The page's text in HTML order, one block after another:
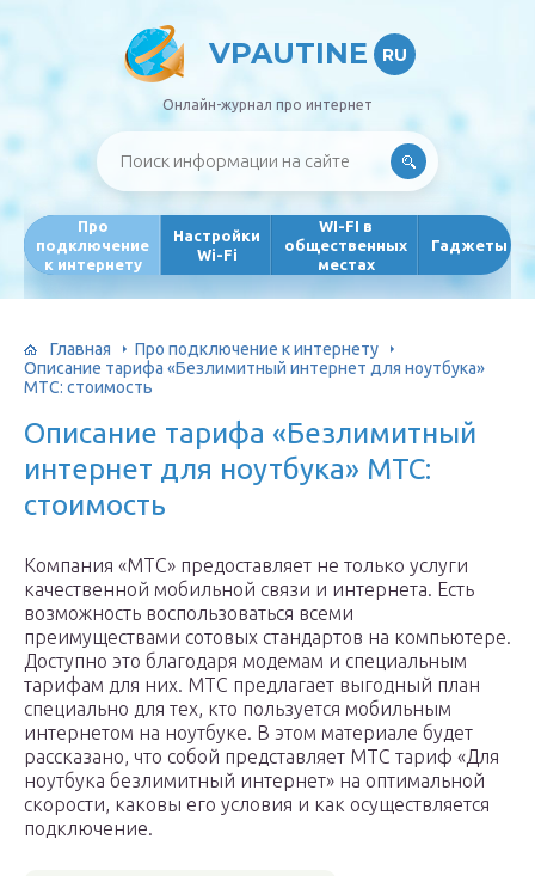
VPAUTINE RU
Онлайн-журнал про интернет
Про
подключение
к интернету
Настройки
Wi-Fi
WI-FI в
общественных
местах
Гаджеты
Главная
Про подключение к интернету
Описание тарифа «Безлимитный интернет для ноутбука»
МТС: стоимость
Описание тарифа «Безлимитный
интернет для ноутбука» МТС:
стоимость
Компания «МТС» предоставляет не только услуги
качественной мобильной связи и интернета. Есть
возможность воспользоваться всеми
преимуществами сотовых стандартов на компьютере.
Доступно это благодаря модемам и специальным
тарифам для них. МТС предлагает выгодный план
специально для тех, кто пользуется мобильным
интернетом на ноутбуке. В этом материале будет
рассказано, что собой представляет МТС тариф «Для
ноутбука безлимитный интернет» на оптимальной
скорости, каковы его условия и как осуществляется
подключение.